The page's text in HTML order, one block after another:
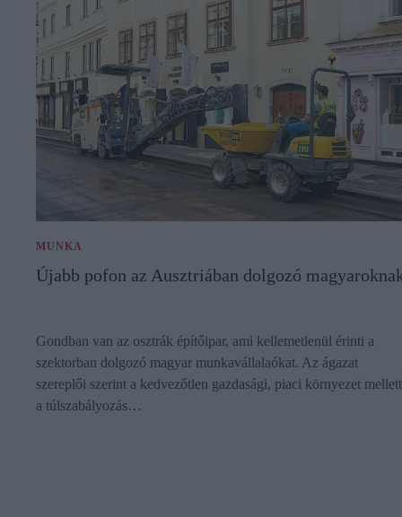
MUNKA
Újabb pofon az Ausztriában dolgozó
Gondban van az osztrák építőipar, ami kellemetlenül érinti a
szektorban dolgozó magyar munkavállalaókat. Az ágazat
szereplői szerint a kedvezőtlen gazdasági, piaci környezet mellett
a túlszabályozás…